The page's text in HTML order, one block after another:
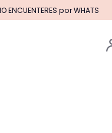
ENCUENTERES por WHATS